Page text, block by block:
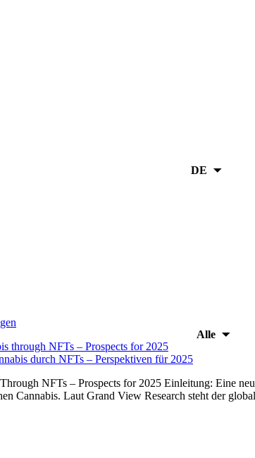
DE
Alle
durch NFTs – Perspektiven für 2025
NFTs – Prospects for 2025 Einleitung: Eine
Cannabis. Laut Grand View Research steht der